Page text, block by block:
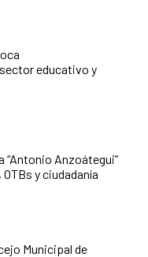
educativo y
“Antonio Anzoátegui”
y ciudadanía
Municipal de